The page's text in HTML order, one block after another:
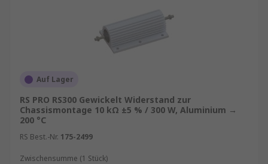
Auf Lager
RS PRO RS300 Gewickelt Widerstand zur
Chassismontage 10 kΩ ±5 % / 300 W, Aluminium →
200 °C
RS Best.-Nr. 175-2499
Zwischensumme (1 Stück)